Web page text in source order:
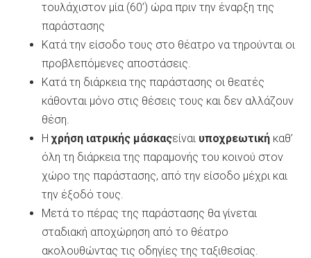
τουλάχιστον μία (60’) ώρα πριν την έναρξη της
παράστασης
Κατά την είσοδο τους στο θέατρο να τηρούνται οι
προβλεπόμενες αποστάσεις.
Κατά τη διάρκεια της παράστασης οι θεατές
κάθονται μόνο στις θέσεις τους και δεν αλλάζουν
θέση.
Ηχρήση ιατρικής μάσκαςείναι υποχρεωτική καθ’
όλη τη διάρκεια της παραμονής του κοινού στον
χώρο της παράστασης, από την είσοδο μέχρι και
την έξοδό τους.
Μετά το πέρας της παράστασης θα γίνεται
σταδιακή αποχώρηση από το θέατρο
ακολουθώντας τις οδηγίες της ταξιθεσίας.